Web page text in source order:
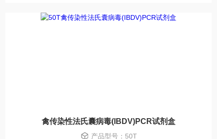
禽传染性法氏囊病毒(IBDV)PCR试剂盒
产品型号：50T